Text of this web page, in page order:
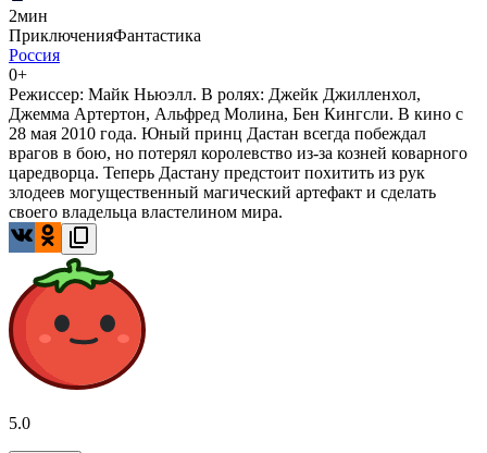
2мин
ПриключенияФантастика
Россия
0+
Режиссер: Майк Ньюэлл. В ролях: Джейк Джилленхол,
Джемма Артертон, Альфред Молина, Бен Кингсли. В кино с
28 мая 2010 года. Юный принц Дастан всегда побеждал
врагов в бою, но потерял королевство из-за козней коварного
царедворца. Теперь Дастану предстоит похитить из рук
злодеев могущественный магический артефакт и сделать
своего владельца властелином мира.
5.0